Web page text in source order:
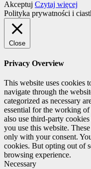
Akceptuj Czytaj więcej
Polityka prywatności i
Close
Privacy Overview
This website uses cookies
navigate through the
categorized as necessary
essential for the working
also use third-party
you use this website.
only with your consent.
cookies. But opting out of
browsing experience.
Necessary